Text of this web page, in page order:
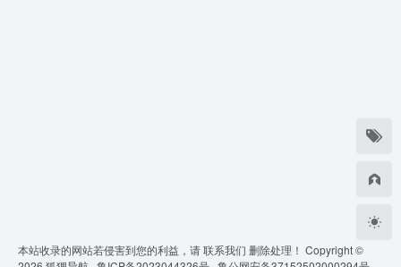
本站收录的网站若侵害到您的利益，请联系我们 删除处理！ Copyright ©